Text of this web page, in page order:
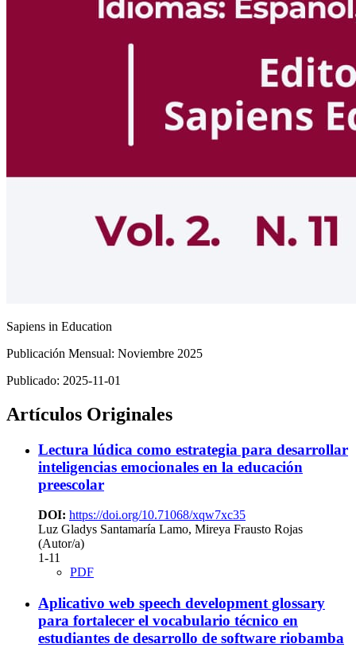
Sapiens in Education
Publicación Mensual: Noviembre 2025
Publicado: 2025-11-01
Artículos Originales
Lectura lúdica como estrategia para desarrollar
inteligencias emocionales en la educación
preescolar
DOI: https://doi.org/10.71068/xqw7xc35
Luz Gladys Santamaría Lamo, Mireya Frausto Rojas
(Autor/a)
1-11
PDF
Aplicativo web speech development glossary
para fortalecer el vocabulario técnico en
estudiantes de desarrollo de software riobamba